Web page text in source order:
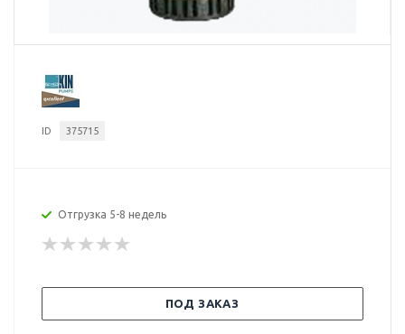
ID 375715
Отгрузка 5-8 недель
ПОД ЗАКАЗ